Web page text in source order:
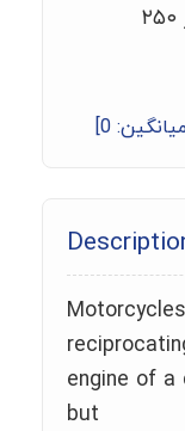
برگشتی با حجم سیلندر بیش از ۲۵۰
میانگین: 0
]
engine of a
but